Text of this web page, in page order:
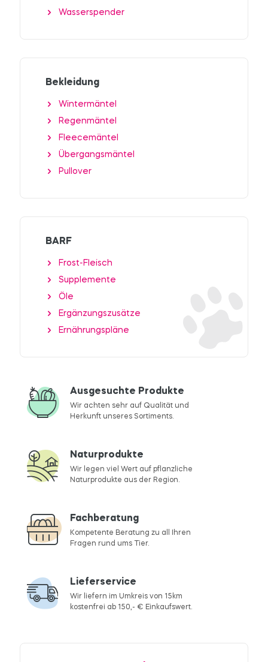
Wasserspender
Bekleidung
Wintermäntel
Regenmäntel
Fleecemäntel
Übergangsmäntel
Pullover
BARF
Frost-Fleisch
Supplemente
Öle
Ergänzungszusätze
Ernährungspläne
Ausgesuchte Produkte
Wir achten sehr auf Qualität und
Herkunft unseres Sortiments.
Naturprodukte
Wir legen viel Wert auf pflanzliche
Naturprodukte aus der Region.
Fachberatung
Kompetente Beratung zu all Ihren
Fragen rund ums Tier.
Lieferservice
Wir liefern im Umkreis von 15km
kostenfrei ab 150,- € Einkaufswert.